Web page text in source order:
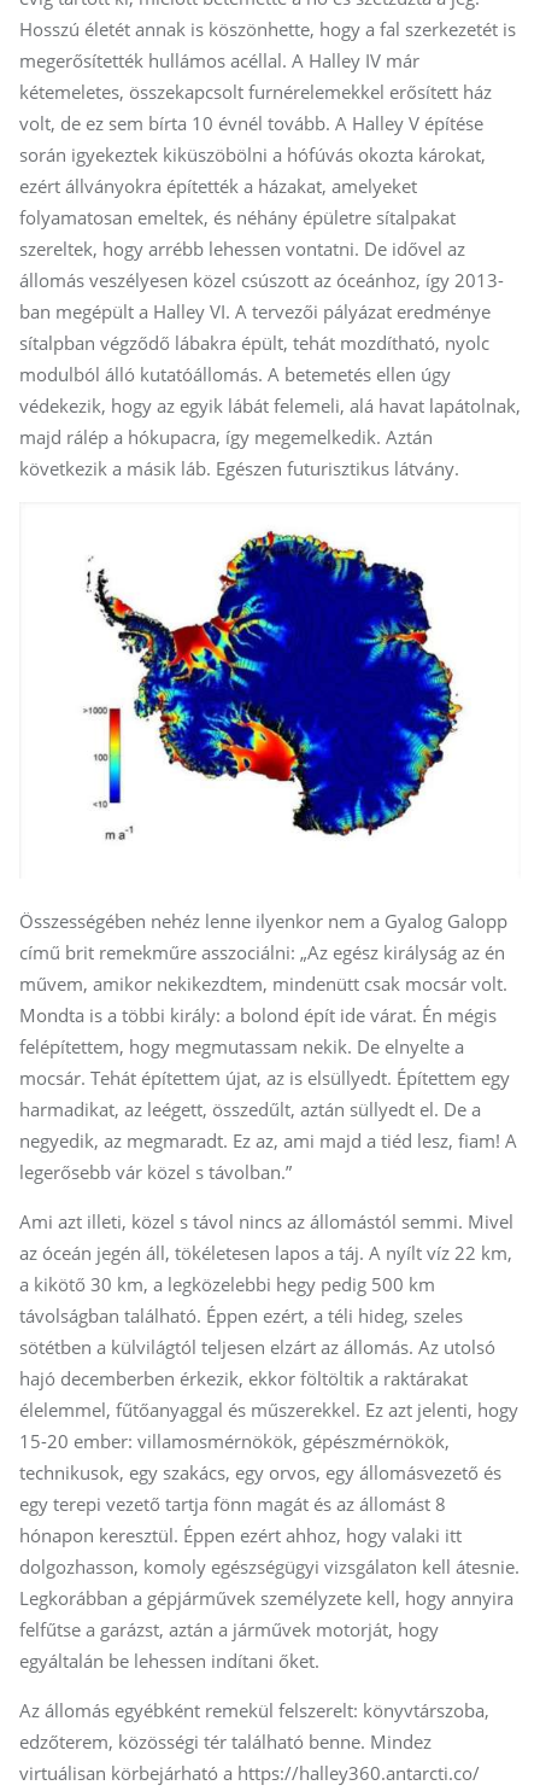
Hosszú életét annak is köszönhette, hogy a fal szerkezetét is
megerősítették hullámos acéllal. A Halley IV már
kétemeletes, összekapcsolt furnérelemekkel erősített ház
volt, de ez sem bírta 10 évnél tovább. A Halley V építése
során igyekeztek kiküszöbölni a hófúvás okozta károkat,
ezért állványokra építették a házakat, amelyeket
folyamatosan emeltek, és néhány épületre sítalpakat
szereltek, hogy arrébb lehessen vontatni. De idővel az
állomás veszélyesen közel csúszott az óceánhoz, így 2013-
ban megépült a Halley VI. A tervezői pályázat eredménye
sítalpban végződő lábakra épült, tehát mozdítható, nyolc
modulból álló kutatóállomás. A betemetés ellen úgy
védekezik, hogy az egyik lábát felemeli, alá havat lapátolnak,
majd rálép a hókupacra, így megemelkedik. Aztán
következik a másik láb. Egészen futurisztikus látvány.
Összességében nehéz lenne ilyenkor nem a Gyalog Galopp
című brit remekműre asszociálni: „Az egész királyság az én
művem, amikor nekikezdtem, mindenütt csak mocsár volt.
Mondta is a többi király: a bolond épít ide várat. Én mégis
felépítettem, hogy megmutassam nekik. De elnyelte a
mocsár. Tehát építettem újat, az is elsüllyedt. Építettem egy
harmadikat, az leégett, összedűlt, aztán süllyedt el. De a
negyedik, az megmaradt. Ez az, ami majd a tiéd lesz, fiam! A
legerősebb vár közel s távolban.”
Ami azt illeti, közel s távol nincs az állomástól semmi. Mivel
az óceán jegén áll, tökéletesen lapos a táj. A nyílt víz 22 km,
a kikötő 30 km, a legközelebbi hegy pedig 500 km
távolságban található. Éppen ezért, a téli hideg, szeles
sötétben a külvilágtól teljesen elzárt az állomás. Az utolsó
hajó decemberben érkezik, ekkor föltöltik a raktárakat
élelemmel, fűtőanyaggal és műszerekkel. Ez azt jelenti, hogy
15-20 ember: villamosmérnökök, gépészmérnökök,
technikusok, egy szakács, egy orvos, egy állomásvezető és
egy terepi vezető tartja fönn magát és az állomást 8
hónapon keresztül. Éppen ezért ahhoz, hogy valaki itt
dolgozhasson, komoly egészségügyi vizsgálaton kell átesnie.
Legkorábban a gépjárművek személyzete kell, hogy annyira
felfűtse a garázst, aztán a járművek motorját, hogy
egyáltalán be lehessen indítani őket.
Az állomás egyébként remekül felszerelt: könyvtárszoba,
edzőterem, közösségi tér található benne. Mindez
virtuálisan körbejárható a https://halley360.antarcti.co/